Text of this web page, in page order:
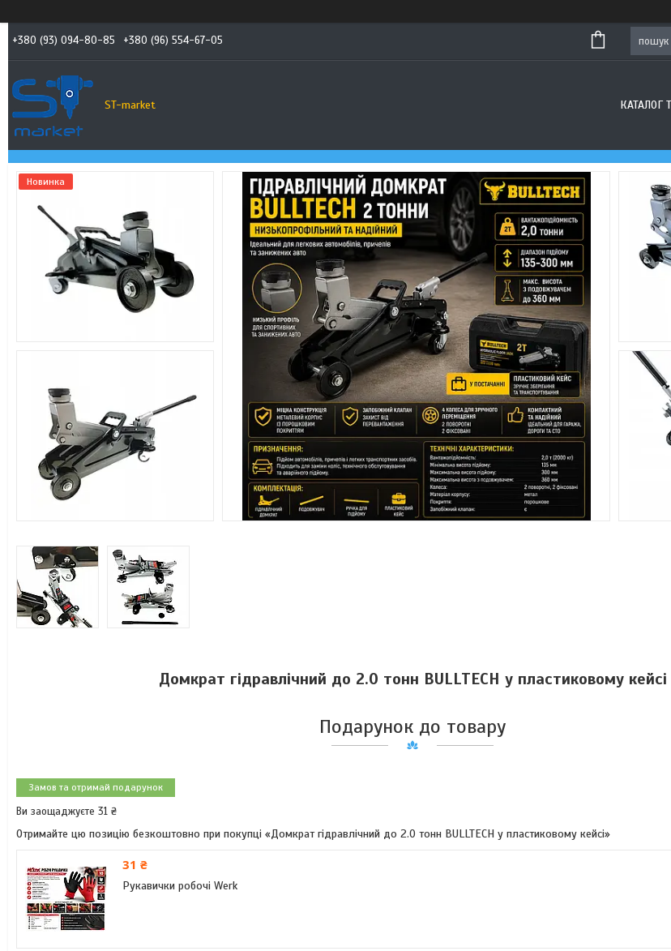
+380 (93) 094-80-85 +380 (96) 554-67-05
ST-market КАТАЛОГ
Новинка
Домкрат гідравлічний до 2.0 тонн BULLTECH у пластиковому кейсі
Подарунок до товару
Замов та отримай подарунок
Ви заощаджуєте 31 ₴
Отримайте цю позицію безкоштовно при покупці «Домкрат гідравлічний до 2.0 тонн BULLTECH у пластиковому кейсі»
31 ₴
Рукавички робочі Werk